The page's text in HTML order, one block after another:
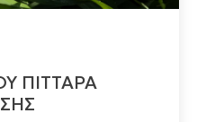
ΠΙΤΤΑΡΑ